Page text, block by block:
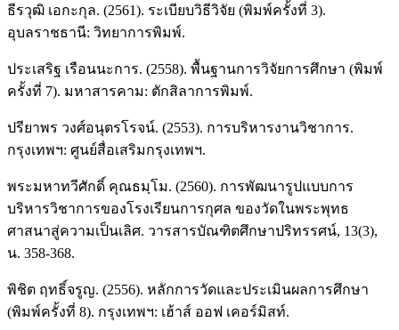
ธีรวุฒิ เอกะกุล. (2561). ระเบียบวิธีวิจัย (พิมพ์ครั้งที่ 3).
อุบลราชธานี: วิทยาการพิมพ์.
ประเสริฐ เรือนนะการ. (2558). พื้นฐานการวิจัยการศึกษา (พิมพ์
ครั้งที่ 7). มหาสารคาม: ตักสิลาการพิมพ์.
ปรียาพร วงศ์อนุตรโรจน์. (2553). การบริหารงานวิชาการ.
กรุงเทพฯ: ศูนย์สื่อเสริมกรุงเทพฯ.
พระมหาทวีศักดิ์ คุณธมฺโม. (2560). การพัฒนารูปแบบการ
บริหารวิชาการของโรงเรียนการกุศล ของวัดในพระพุทธ
ศาสนาสู่ความเป็นเลิศ. วารสารบัณฑิตศึกษาปริทรรศน์, 13(3),
น. 358-368.
พิชิต ฤทธิ์จรูญ. (2556). หลักการวัดและประเมินผลการศึกษา
(พิมพ์ครั้งที่ 8). กรุงเทพฯ: เฮ้าส์ ออฟ เคอร์มิสท์.